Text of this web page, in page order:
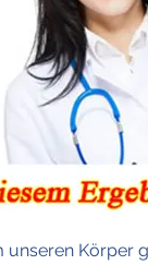
unseren Körper